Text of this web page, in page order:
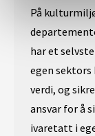
På
har et
egen
verdi, og
ansvar for å
ivaretatt i